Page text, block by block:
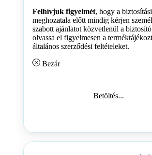
Felhívjuk figyelmét, hogy a
meghozatala előtt mindig kérjen
szabott ajánlatot közvetlenül a
olvassa el figyelmesen a
általános szerződési feltételeket.
Bezár
Betöltés...